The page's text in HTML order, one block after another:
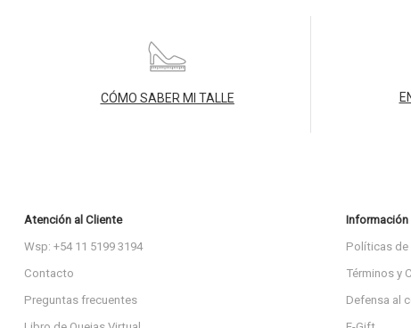
CÓMO SABER MI TALLE
Atención al Cliente
Wsp: +54 11 5199 3194
Contacto
Preguntas frecuentes
Información
Políticas de
Términos y
Defensa al